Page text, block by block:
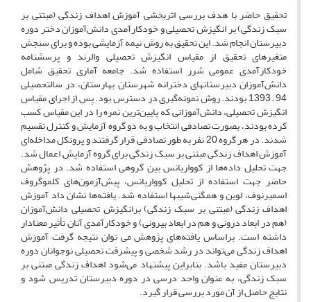
تحقیق حاضر با هدف بررسی اثربخشی آموزش اهداف زندگی (مبتنی بر
سبک زندگی) بر انگیزش تحصیلی و خودکارآمدی دانش‌آموزان دختر دوره
دبیرستان انجام شد. این تحقیق به روش نیمه آزمایشی بوده و برای سنجش
متغیر‌های تحقیق از مقیاس انگیزش تحصیلی والرند و پرسشنامه
خودکارآمدی عمومی شرر استفاده شد. جامعه آماری تحقیق شامل
دانش‌آموزان دبیرستانهای دخترانه شهرستان بهارستان، در سالتحصیلی
94 – 1393 بودند. روش نمونه‌گیری در دسترس بود. پس از اجرای مقیاس
انگیزش تحصیلی، دانش‌آموزانی که پایین‌ترین نمره را در این مقیاس کسب
کرده بودند، بصورت تصادفی انتخاب و به دو گروه آزمایش و کنترل تقسیم
شدند. در هر گروه 20 نفر به طور تصادفی قرار گرفتند و پروتکل مداخله‌ای
آموزش اهداف زندگی مبتنی بر سبک زندگی برای گروه آزمایش اعمال شد.
جهت تحلیل داده‌ها از کوواریانس بین گروهی استفاده شد. در پژوهش
حاضر جهت استفاده از تحلیل کوواریانس، پیش‌آزمون‌های کلموگروف
اسمیرنوف، لوین و همگنی‌شیبها استفاده شد. یافته‌ها نشان داد آموزش
اهداف زندگی (مبتنی بر سبک زندگی) برانگیزش تحصیلی دانش‌آموزان
(هم در ابعاد درونی و هم در ابعاد بیرونی) و خودکارآمدی آنان ﺗﺄثیر معنادار
داشته است. براساس یافته‌های پژوهش می توان نتیجه‌ گرفت آموزش
اهداف زندگی می‌تواند در رشد شخصی و پیشرفت تحصیلی نوجوانان دوره
دبیرستان مفید باشد. بنابراین پیشنهاد می‌شود اهداف زندگی مبتنی بر
سبک زندگی، به عنوان واحد درسی در دوره دبیرستان تدریس شود و
نتایج حاصل از آن مورد بررسی قرار گیرد.